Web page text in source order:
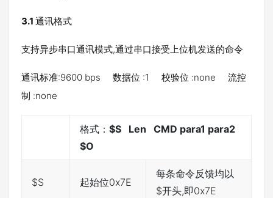
3.1 通讯格式
支持异步串口通讯模式,通过串口接受上位机发送的命令
通讯标准:9600 bps 数据位 :1 校验位 :none 流控
制 :none
格式： $S Len CMD para1 para2
$O
$S 起始位0x7E
每条命令反馈均以
$开头,即0x7E